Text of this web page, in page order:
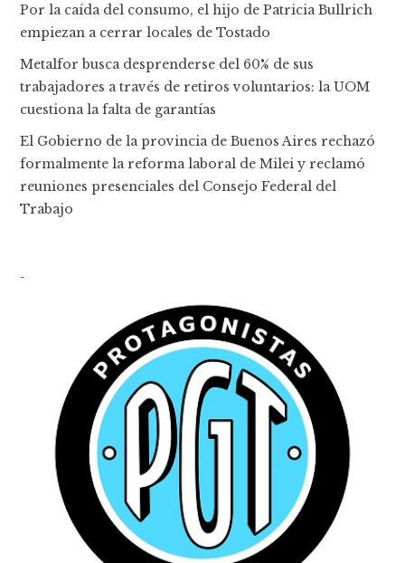
Por la caída del consumo, el hijo de Patricia Bullrich
empiezan a cerrar locales de Tostado
Metalfor busca desprenderse del 60% de sus
trabajadores a través de retiros voluntarios: la UOM
cuestiona la falta de garantías
El Gobierno de la provincia de Buenos Aires rechazó
formalmente la reforma laboral de Milei y reclamó
reuniones presenciales del Consejo Federal del
Trabajo
-